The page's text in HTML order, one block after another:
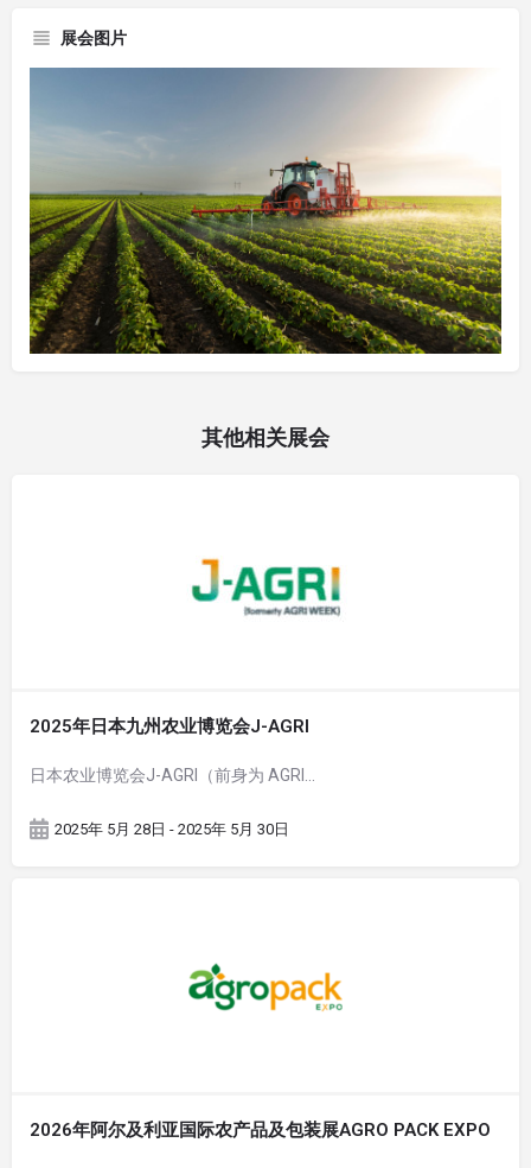
展会图片
其他相关展会
2025年日本九州农业博览会J-AGRI
日本农业博览会J-AGRI（前身为 AGRI…
2025年 5月 28日 - 2025年 5月 30日
2026年阿尔及利亚国际农产品及包装展AGRO PACK EXPO